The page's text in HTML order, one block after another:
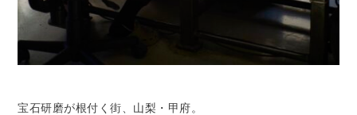
宝石研磨が根付く街、山梨・甲府。